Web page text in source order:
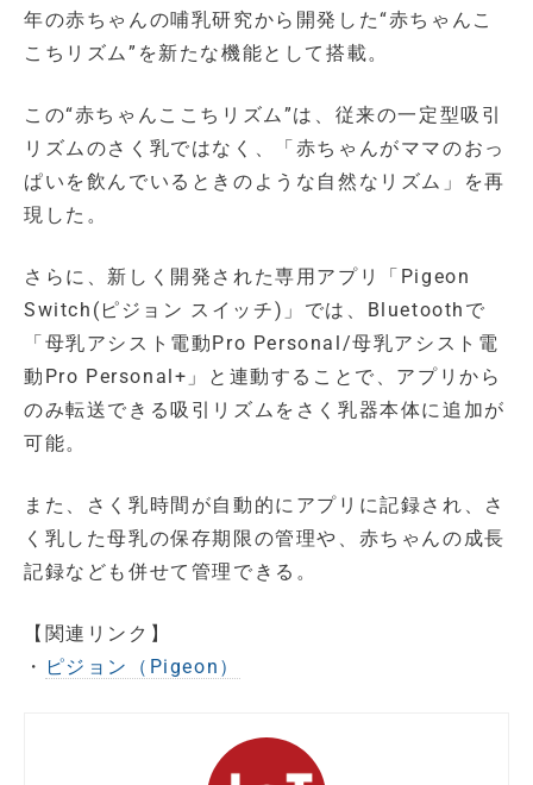
年の赤ちゃんの哺乳研究から開発した“赤ちゃんこ
こちリズム”を新たな機能として搭載。
この“赤ちゃんここちリズム”は、従来の一定型吸引
リズムのさく乳ではなく、「赤ちゃんがママのおっ
ぱいを飲んでいるときのような自然なリズム」を再
現した。
さらに、新しく開発された専用アプリ「Pigeon
Switch(ピジョン スイッチ)」では、Bluetoothで
「母乳アシスト電動Pro Personal/母乳アシスト電
動Pro Personal+」と連動することで、アプリから
のみ転送できる吸引リズムをさく乳器本体に追加が
可能。
また、さく乳時間が自動的にアプリに記録され、さ
く乳した母乳の保存期限の管理や、赤ちゃんの成長
記録なども併せて管理できる。
【関連リンク】
・ ピジョン（Pigeon）